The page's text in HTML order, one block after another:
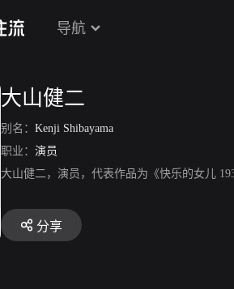
导航
大山健二
别名： Kenji Shibayama
职业： 演员
大山健二，演员，代表作品为《快乐的女儿
分享